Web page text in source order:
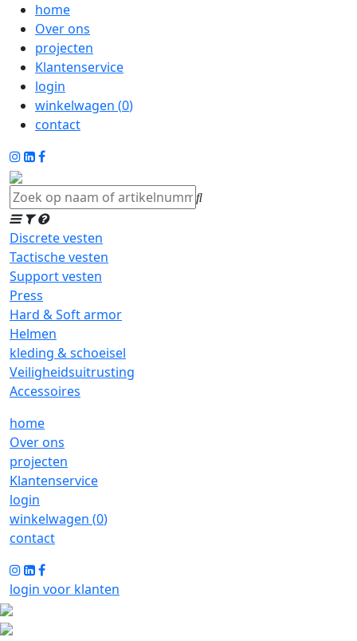
home
Over ons
projecten
Klantenservice
login
winkelwagen (0)
contact
Discrete vesten
Tactische vesten
Support vesten
Press
Hard & Soft armor
Helmen
kleding & schoeisel
Veiligheidsuitrusting
Accessoires
home
Over ons
projecten
Klantenservice
login
winkelwagen (0)
contact
login voor klanten